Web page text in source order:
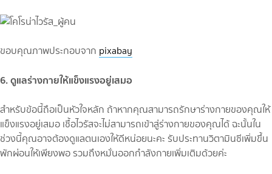
ขอบคุณภาพประกอบจาก pixabay
6. ดูแลร่างกายให้แข็งแรงอยู่เสมอ
สำหรับข้อนี้ถือเป็นหัวใจหลัก ถ้าหากคุณสามารถรักษาร่างกายของคุณให้
แข็งแรงอยู่เสมอ เชื้อไวรัสจะไม่สามารถเข้าสู่ร่างกายของคุณได้ ฉะนั้นใน
ช่วงนี้คุณอาจต้องดูแลตนเองให้ดีหน่อยนะคะ รับประทานวิตามินซีเพิ่มขึ้น
พักผ่อนให้เพียงพอ รวมถึงหมั่นออกกำลังกายเพิ่มเติมด้วยค่ะ